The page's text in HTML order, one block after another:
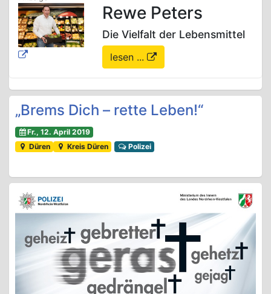
Rewe Peters
Die Vielfalt der Lebensmittel
lesen ...
„Brems Dich – rette Leben!“
Fr., 12. April 2019
Düren
Kreis Düren Polizei